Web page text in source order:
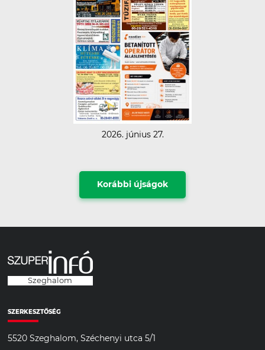
2026. június 27.
Korábbi újságok
Szeghalom
SZERKESZTŐSÉG
5520 Szeghalom, Széchenyi utca 5/1